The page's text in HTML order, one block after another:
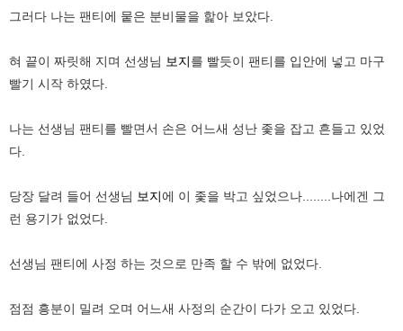
그러다 나는 팬티에 뭍은 분비물을 핥아 보았다.
혀 끝이 짜릿해 지며 선생님 보지를 빨듯이 팬티를 입안에 넣고 마구
빨기 시작 하였다.
나는 선생님 팬티를 빨면서 손은 어느새 성난 좇을 잡고 흔들고 있었
다.
당장 달려 들어 선생님 보지에 이 좇을 박고 싶었으나........나에겐 그
런 용기가 없었다.
선생님 팬티에 사정 하는 것으로 만족 할 수 밖에 없었다.
점점 흥분이 밀려 오며 어느새 사정의 순간이 다가 오고 있었다.